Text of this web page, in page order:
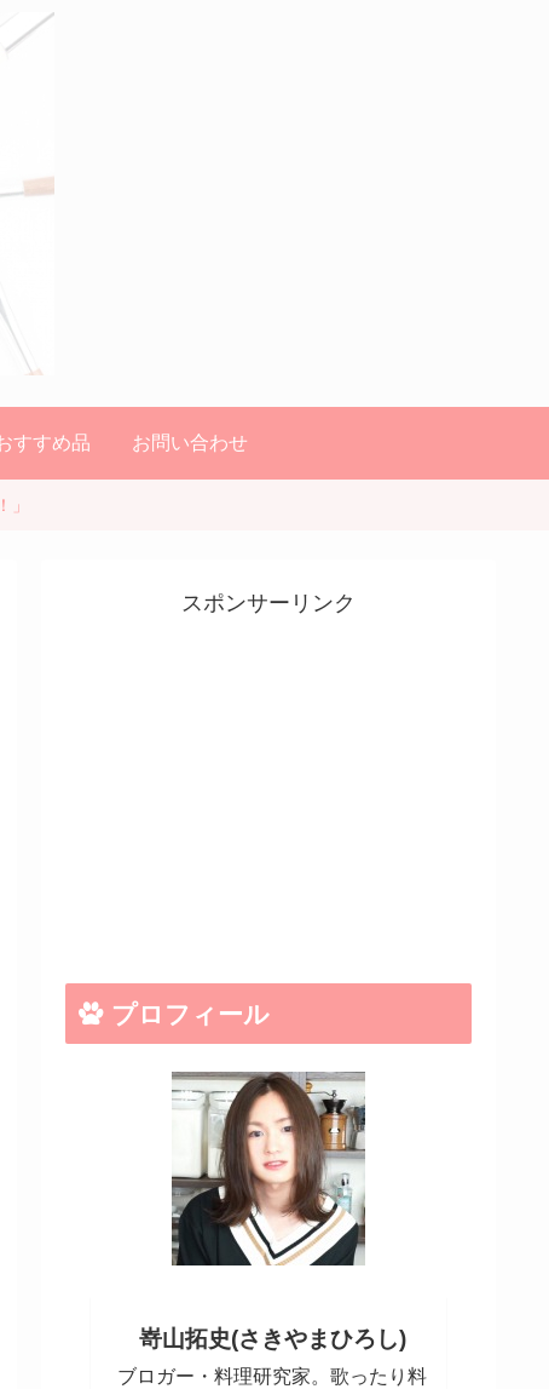
すすめ品 お問い合わせ
スポンサーリンク
プロフィール
嵜山拓史(さきやまひろし)
ブロガー・料理研究家。歌ったり料